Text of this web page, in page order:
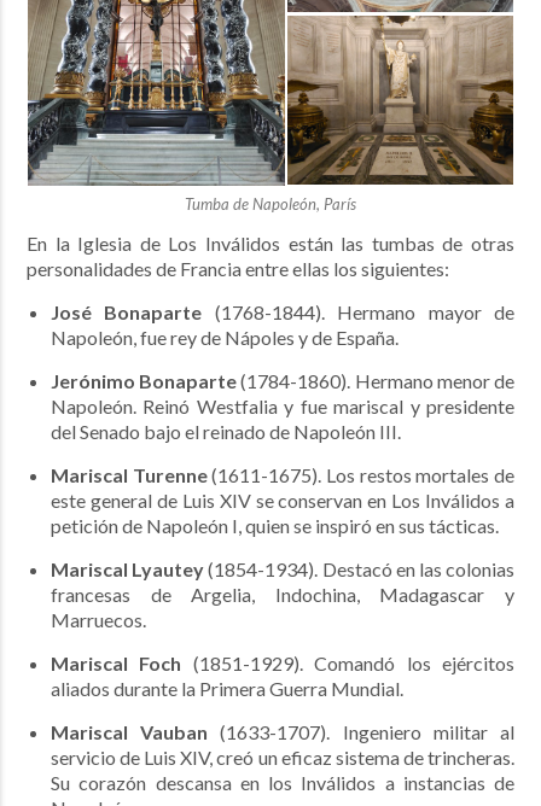
Tumba de Napoleón, París
En la Iglesia de Los Inválidos están las tumbas de otras
personalidades de Francia entre ellas los siguientes:
José Bonaparte (1768-1844). Hermano mayor de
Napoleón, fue rey de Nápoles y de España.
Jerónimo Bonaparte(1784-1860). Hermano menor de
Napoleón. Reinó Westfalia y fue mariscal y presidente
del Senado bajo el reinado de Napoleón III.
Mariscal Turenne(1611-1675). Los restos mortales de
este general de Luis XIV se conservan en Los Inválidos a
petición de Napoleón I, quien se inspiró en sus tácticas.
Mariscal Lyautey(1854-1934). Destacó en las colonias
francesas de Argelia, Indochina, Madagascar y
Marruecos.
Mariscal Foch (1851-1929). Comandó los ejércitos
aliados durante la Primera Guerra Mundial.
Mariscal Vauban (1633-1707). Ingeniero militar al
servicio de Luis XIV, creó un eficaz sistema de trincheras.
Su corazón descansa en los Inválidos a instancias de